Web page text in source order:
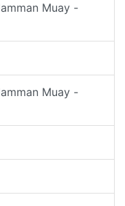
Muay -
Muay -